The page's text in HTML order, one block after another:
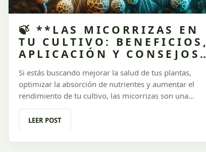
🍃 **LAS MICORRIZAS EN
TU CULTIVO: BENEFICIOS,
APLICACIÓN Y CONSEJOS
Si estás buscando mejorar la salud de tus plantas,
optimizar la absorción de nutrientes y aumentar el
rendimiento de tu cultivo, las micorrizas son una
solución poderosa que no puede faltar en tu arsenal.
Estas asociaciones simbióticas entre hongos y raíces
son clave para un desarrollo excepcional. En este
artículo de **Urugrow**, exploramos qué son las
LEER POST